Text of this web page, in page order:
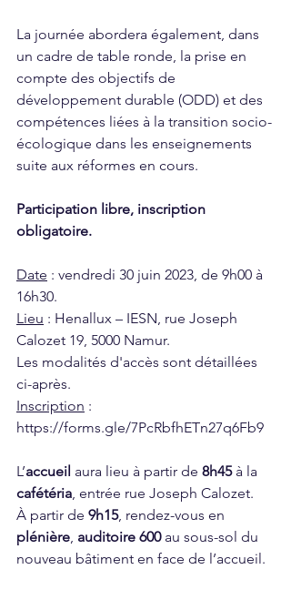
La journée abordera également, dans
un cadre de table ronde, la prise en
compte des objectifs de
développement durable (ODD) et des
compétences liées à la transition socio-
écologique dans les enseignements
suite aux réformes en cours.
Participation libre, inscription
obligatoire.
Date : vendredi 30 juin 2023, de 9h00 à
16h30.
Lieu : Henallux – IESN, rue Joseph
Calozet 19, 5000 Namur.
Les modalités d'accès sont détaillées
ci-après.
Inscription :
https://forms.gle/7PcRbfhETn27q6Fb9
L’accueil aura lieu à partir de 8h45 à la
cafétéria, entrée rue Joseph Calozet.
À partir de 9h15, rendez-vous en
plénière, auditoire 600 au sous-sol du
nouveau bâtiment en face de l’accueil.